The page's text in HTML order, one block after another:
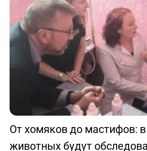
От хомяков до мастифов:
животных будут